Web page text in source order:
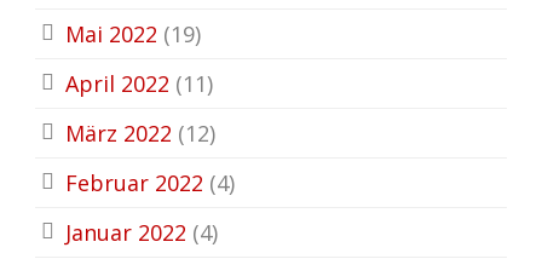
Mai 2022 (19)
April 2022 (11)
März 2022 (12)
Februar 2022 (4)
Januar 2022 (4)